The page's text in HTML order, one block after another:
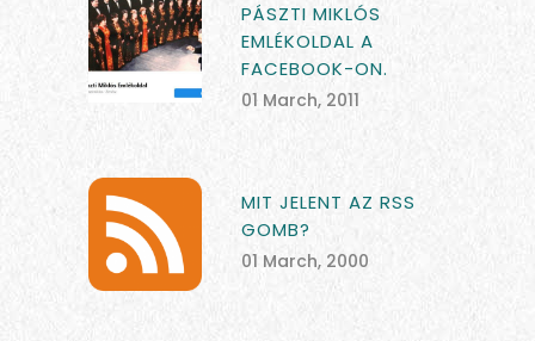
PÁSZTI MIKLÓS
EMLÉKOLDAL A
FACEBOOK-ON.
01 March, 2011
MIT JELENT AZ RSS
GOMB?
01 March, 2000